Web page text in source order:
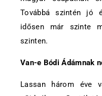
Továbbá szintén jó
idősen már szinte
szinten.
Van-e Bódi Ádámnak
Lassan három éve